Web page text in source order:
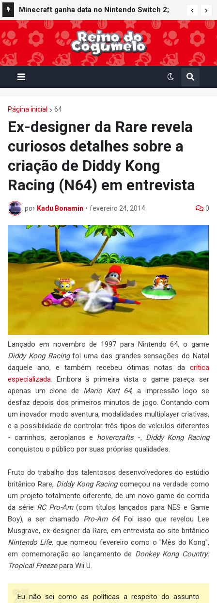
Minecraft ganha data no Nintendo Switch 2;
Super Mario Mash-Up receberá atualização
gráfica exclusiva
Página inicial 64
Ex-designer da Rare revela
curiosos detalhes sobre a
criação de Diddy Kong
Racing (N64) em entrevista
por Kadu Bonamin • fevereiro 24, 2014 0
Lançado em novembro de 1997 para Nintendo 64, o game
Diddy Kong Racingfoi uma das grandes sensações do Natal
daquele ano, e também recebeu ótimas notas da crítica
especializada . Embora à primeira vista o game pareça ser
apenas um clone de Mario Kart 64, a impressão logo se
desfaz depois dos primeiros minutos de jogo. Contando com
um inovador modo aventura, modalidades multiplayer criativas,
e a possibilidade de controlar três tipos de veículos diferentes
- carrinhos, aeroplanos e hovercrafts-, Diddy Kong Racing
conquistou o público por suas próprias qualidades.
Fruto do trabalho dos talentosos desenvolvedores do estúdio
britânico Rare, Diddy Kong Racingcomeçou na verdade como
um projeto totalmente diferente, de um novo game de corrida
da série RC Pro-Am(com títulos lançados para NES e Game
Boy), a ser chamado Pro-Am 64. Foi isso que revelou Lee
Musgrave, ex-designer da Rare, em entrevista ao site britânico
Nintendo Life, que nomeou fevereiro como o "Mês do Kong",
em comemoração ao lançamento de Donkey Kong Country:
Tropical Freezepara Wii U.
Eu não sei como as políticas a respeito do assunto